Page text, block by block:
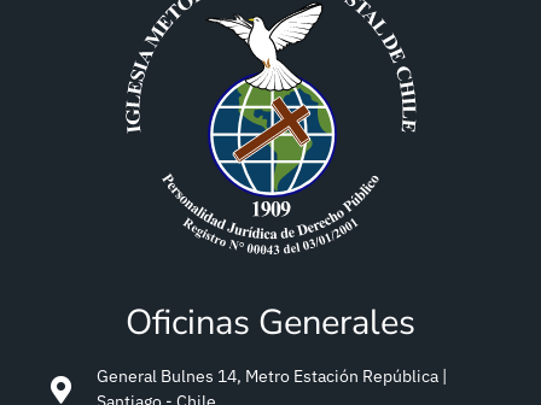
Oficinas Generales
General Bulnes 14, Metro Estación República |